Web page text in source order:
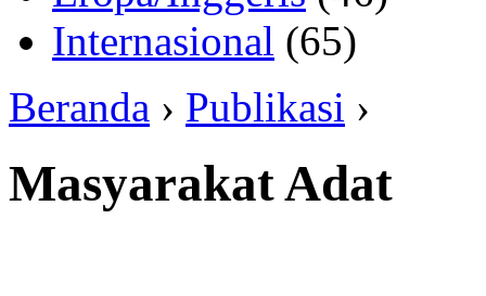
Internasional (65)
Beranda › Publikasi ›
Masyarakat Adat